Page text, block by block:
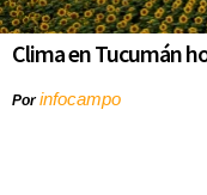
Clima en Tucumán
Porinfocampo